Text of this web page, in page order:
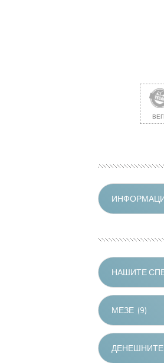
НАШИТЕ
МЕЗЕ (9)